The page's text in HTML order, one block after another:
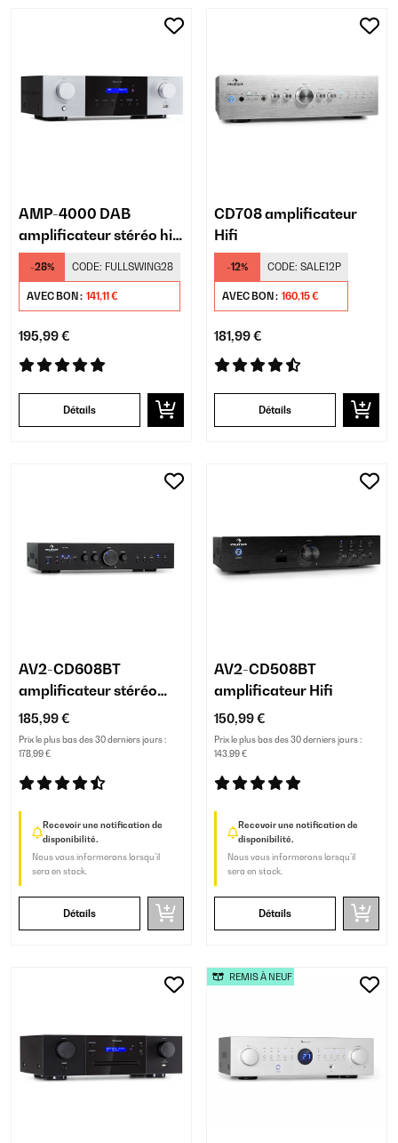
AMP-4000 DAB
amplificateur stéréo hi-
fi
-28% CODE: FULLSWING28
AVEC BON : 141,11 €
195,99 €
Détails
CD708 amplificateur
Hifi
-12% CODE: SALE12P
AVEC BON : 160,15 €
181,99 €
Détails
AV2-CD608BT
amplificateur stéréo
HiFi
185,99 €
Prix le plus bas des 30 derniers jours :
178,99 €
Recevoir une notification de
disponibilité.
Nous vous informerons lorsqu’il
sera en stock.
Détails
AV2-CD508BT
amplificateur Hifi
150,99 €
Prix le plus bas des 30 derniers jours :
143,99 €
Recevoir une notification de
disponibilité.
Nous vous informerons lorsqu’il
sera en stock.
Détails
REMIS À NEUF